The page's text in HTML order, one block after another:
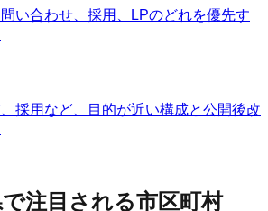
い合わせ、採用、LPのどれを優先す
採用など、目的が近い構成と公開後改
注目される市区町村